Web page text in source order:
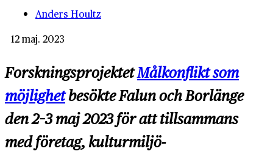
Anders Houltz
12 maj. 2023
ForskningsprojektetMålkonflikt som
möjlighetbesökte Falun och Borlänge
den 2–3 maj 2023 för att tillsammans
med företag, kultur­miljö­